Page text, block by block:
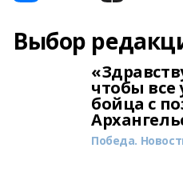
Выбор
чтобы все
бойца с
Победа.